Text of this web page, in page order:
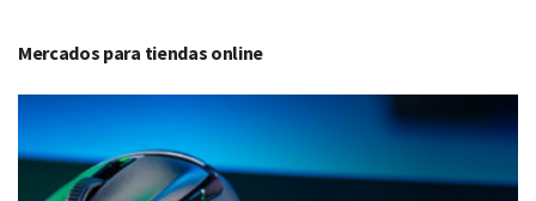
Mercados para tiendas online